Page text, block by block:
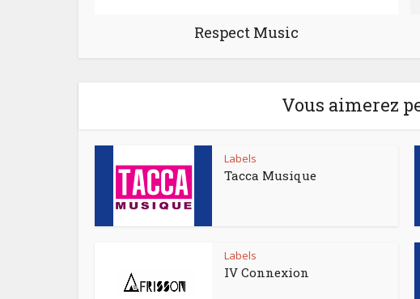
Respect Music
Vous aimerez
Labels
Tacca Musique
Labels
IV Connexion